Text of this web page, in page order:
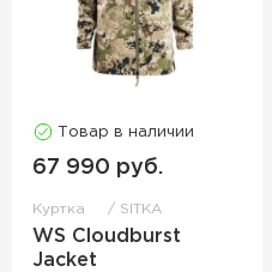
Товар в наличии
67 990 руб.
Куртка SITKA
WS Cloudburst
Jacket